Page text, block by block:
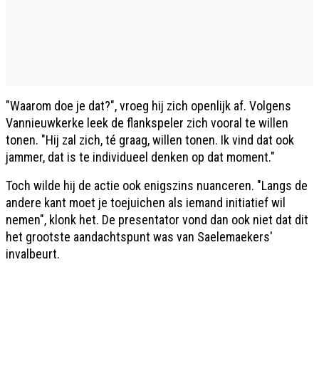
"Waarom doe je dat?", vroeg hij zich openlijk af. Volgens
Vannieuwkerke leek de flankspeler zich vooral te willen
tonen. "Hij zal zich, té graag, willen tonen. Ik vind dat ook
jammer, dat is te individueel denken op dat moment."
Toch wilde hij de actie ook enigszins nuanceren. "Langs de
andere kant moet je toejuichen als iemand initiatief wil
nemen", klonk het. De presentator vond dan ook niet dat dit
het grootste aandachtspunt was van Saelemaekers'
invalbeurt.